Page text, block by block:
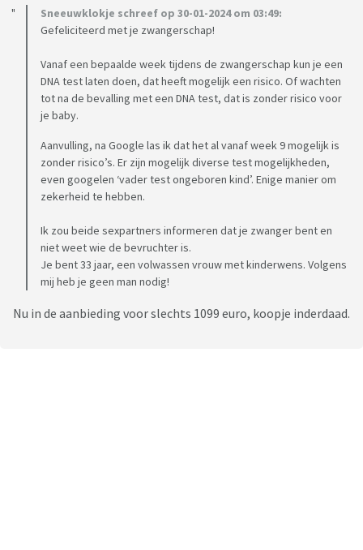
Sneeuwklokje schreef op 30-01-2024 om 03:49:
Gefeliciteerd met je zwangerschap!
Vanaf een bepaalde week tijdens de zwangerschap kun je een
DNA test laten doen, dat heeft mogelijk een risico. Of wachten
tot na de bevalling met een DNA test, dat is zonder risico voor
je baby.
Aanvulling, na Google las ik dat het al vanaf week 9 mogelijk is
zonder risico’s. Er zijn mogelijk diverse test mogelijkheden,
even googelen ‘vader test ongeboren kind’. Enige manier om
zekerheid te hebben.
Ik zou beide sexpartners informeren dat je zwanger bent en
niet weet wie de bevruchter is.
Je bent 33 jaar, een volwassen vrouw met kinderwens. Volgens
mij heb je geen man nodig!
Nu in de aanbieding voor slechts 1099 euro, koopje inderdaad.